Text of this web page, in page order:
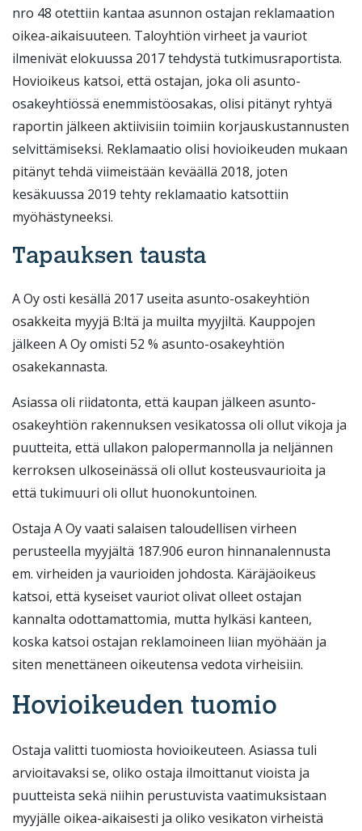
nro 48 otettiin kantaa asunnon ostajan reklamaation
oikea-aikaisuuteen. Taloyhtiön virheet ja vauriot
ilmenivät elokuussa 2017 tehdystä tutkimusraportista.
Hovioikeus katsoi, että ostajan, joka oli asunto-
osakeyhtiössä enemmistöosakas, olisi pitänyt ryhtyä
raportin jälkeen aktiivisiin toimiin korjauskustannusten
selvittämiseksi. Reklamaatio olisi hovioikeuden mukaan
pitänyt tehdä viimeistään keväällä 2018, joten
kesäkuussa 2019 tehty reklamaatio katsottiin
myöhästyneeksi.
Tapauksen tausta
A Oy osti kesällä 2017 useita asunto-osakeyhtiön
osakkeita myyjä B:ltä ja muilta myyjiltä. Kauppojen
jälkeen A Oy omisti 52 % asunto-osakeyhtiön
osakekannasta.
Asiassa oli riidatonta, että kaupan jälkeen asunto-
osakeyhtiön rakennuksen vesikatossa oli ollut vikoja ja
puutteita, että ullakon palopermannolla ja neljännen
kerroksen ulkoseinässä oli ollut kosteusvaurioita ja
että tukimuuri oli ollut huonokuntoinen.
Ostaja A Oy vaati salaisen taloudellisen virheen
perusteella myyjältä 187.906 euron hinnanalennusta
em. virheiden ja vaurioiden johdosta. Käräjäoikeus
katsoi, että kyseiset vauriot olivat olleet ostajan
kannalta odottamattomia, mutta hylkäsi kanteen,
koska katsoi ostajan reklamoineen liian myöhään ja
siten menettäneen oikeutensa vedota virheisiin.
Hovioikeuden tuomio
Ostaja valitti tuomiosta hovioikeuteen. Asiassa tuli
arvioitavaksi se, oliko ostaja ilmoittanut vioista ja
puutteista sekä niihin perustuvista vaatimuksistaan
myyjälle oikea-aikaisesti ja oliko vesikaton virheistä